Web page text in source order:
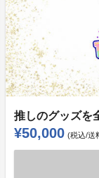
推しのグッズを
¥50,000 (税込/送